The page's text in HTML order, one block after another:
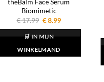
theBalm Face Serum
Biomimetic
€17.99 Oorspronkelijke
was:
€ 17.99.
€8.99Huidige
🛒 IN MIJN
WINKELMAND